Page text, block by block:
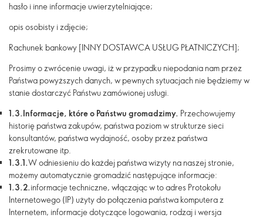
hasło i inne informacje uwierzytelniające;
opis osobisty i zdjęcie;
Rachunek bankowy [INNY DOSTAWCA USŁUG PŁATNICZYCH];
Prosimy o zwrócenie uwagi, iż w przypadku niepodania nam przez
Państwa powyższych danych, w pewnych sytuacjach nie będziemy w
stanie dostarczyć Państwu zamówionej usługi.
1.3.Informacje, które o Państwu gromadzimy. Przechowujemy
historię państwa zakupów, państwa poziom w strukturze sieci
konsultantów, państwa wydajność, osoby przez państwa
zrekrutowane itp.
1.3.1.W odniesieniu do każdej państwa wizyty na naszej stronie,
możemy automatycznie gromadzić następujące informacje:
1.3.2.informacje techniczne, włączając w to adres Protokołu
Internetowego (IP) użyty do połączenia państwa komputera z
Internetem, informacje dotyczące logowania, rodzaj i wersja